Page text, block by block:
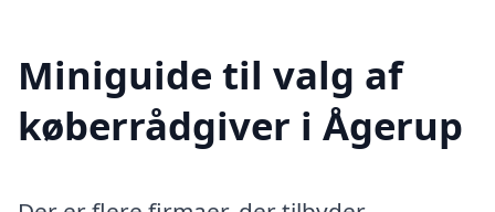
Miniguide til valg af
køberrådgiver i Ågerup